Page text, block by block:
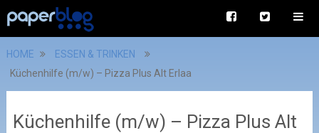
HOME
ESSEN & TRINKEN
Küchenhilfe (m/w) – Pizza Plus Alt Erlaa
Küchenhilfe (m/w) – Pizza Plus Alt